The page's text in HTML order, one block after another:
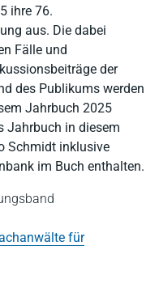
ihre 76.
aus. Die dabei
Fälle und
der
des Publikums werden
Jahrbuch 2025
Jahrbuch in diesem
Schmidt inklusive
im Buch enthalten.
für